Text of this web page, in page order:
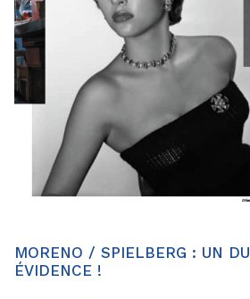
MORENO / SPIELBERG : UN
ÉVIDENCE !